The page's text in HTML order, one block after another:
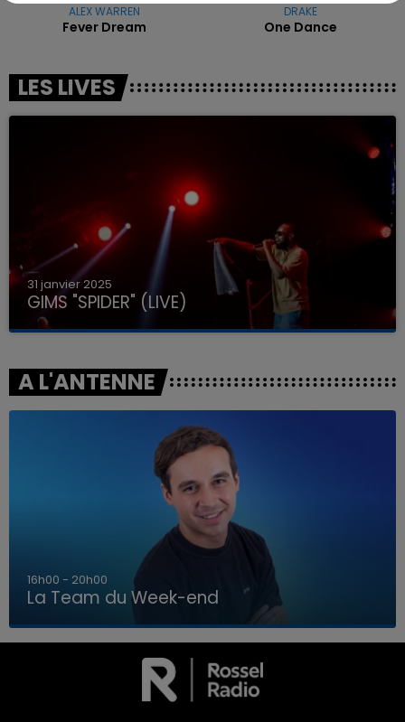
LA TEAM DU WEEK-END
ALEX WARREN
Fever Dream
DRAKE
One Dance
LES LIVES
31 janvier 2025
GIMS "SPIDER" (LIVE)
A L'ANTENNE
7h00 - 12h00
La Team du Week-end